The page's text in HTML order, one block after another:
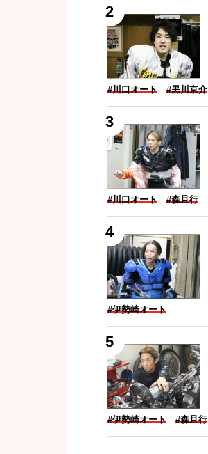
#川口オート #黒川京介
#川口オート #森且行
#伊勢崎オート
#伊勢崎オート #森且行